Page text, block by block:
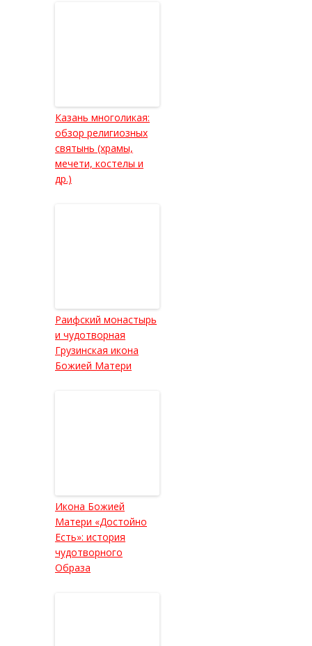
Казань многоликая:
обзор религиозных
святынь (храмы,
мечети, костелы и
др.)
Раифский монастырь
и чудотворная
Грузинская икона
Божией Матери
Икона Божией
Матери «Достойно
Есть»: история
чудотворного
Образа